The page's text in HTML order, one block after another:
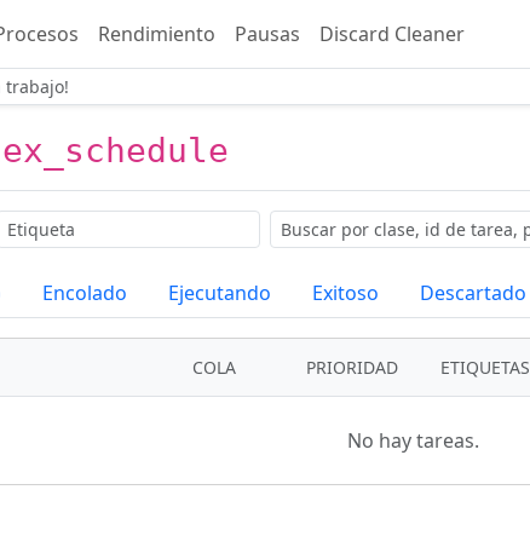
Rendimiento Pausas Discard Cleaner
trabajo!
Etiqueta Buscar
Encolado Ejecutando Exitoso Descartado
COLA PRIORIDAD ETIQUETAS
No hay tareas.